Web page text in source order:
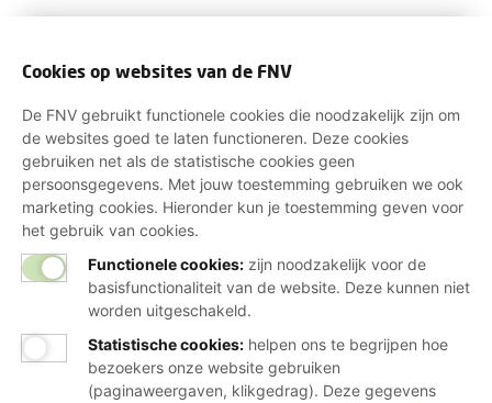
Cookies op websites van de FNV
De FNV gebruikt functionele cookies die noodzakelijk zijn om
de websites goed te laten functioneren. Deze cookies
gebruiken net als de statistische cookies geen
persoonsgegevens. Met jouw toestemming gebruiken we ook
marketing cookies. Hieronder kun je toestemming geven voor
het gebruik van cookies.
Functionele cookies: zijn noodzakelijk voor de
basisfunctionaliteit van de website. Deze kunnen niet
worden uitgeschakeld.
Statistische cookies: helpen ons te begrijpen hoe
bezoekers onze website gebruiken
(paginaweergaven, klikgedrag). Deze gegevens